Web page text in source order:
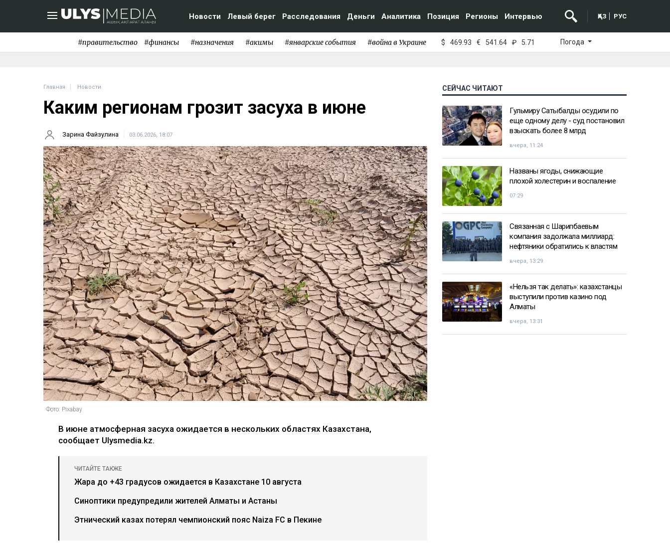
Новости Левый берег Расследования Деньги Аналитика Позиция Регионы Интервью ҚАЗ РУС
#правительство #финансы #назначения #акимы #январские события #война в Украине $ 469.93 € 541.64 ₽ 5.71 Погода
Главная Новости
Каким регионам грозит засуха в июне
Зарина Файзулина 03.06.2026, 18:07
Фото: Pixabay
В июне атмосферная засуха ожидается в нескольких областях Казахстана,
сообщает Ulysmedia.kz.
ЧИТАЙТЕ ТАКЖЕ
Жара до +43 градусов ожидается в Казахстане 10 августа
Синоптики предупредили жителей Алматы и Астаны
Этнический казах потерял чемпионский пояс Naiza FC в Пекине
СЕЙЧАС ЧИТАЮТ
Гульмиру Сатыбалды осудили по
еще одному делу - суд постановил
взыскать более 8 млрд
вчера, 11:24
Названы ягоды, снижающие
плохой холестерин и воспаление
07:29
Связанная с Шарипбаевым
компания задолжала миллиард:
нефтяники обратились к властям
вчера, 13:29
«Нельзя так делать»: казахстанцы
выступили против казино под
Алматы
вчера, 13:31